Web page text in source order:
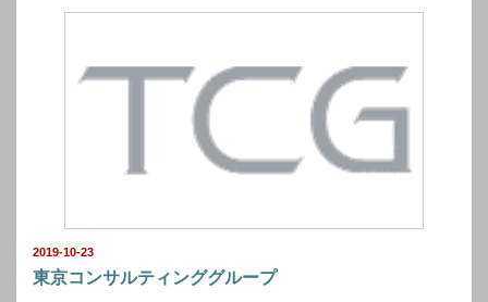
2019-10-23
東京コンサルティンググループ